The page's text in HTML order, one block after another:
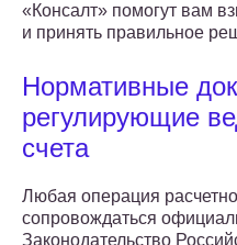
«Консалт» помогут вам
и принять правильное
Нормативные
регулирующие
счета
Любая операция
сопровождаться
Законодательство